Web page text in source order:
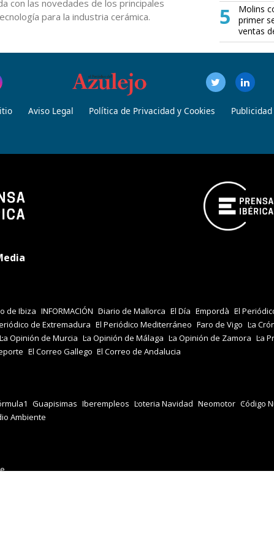
con las novedades de los principales
para la industria cerámica.
5
Molins
primer
ventas
Aviso Legal Política de Privacidad y Cookies Publicidad
de Ibiza INFORMACIÓN Diario de Mallorca El Día Empordà El
de Extremadura El Periódico Mediterráneo Faro de Vigo La
La Opinión de Murcia La Opinión de Málaga La Opinión de Zamora La
El Correo Gallego El Correo de Andalucia
Guapisimas Iberempleos Loteria Navidad Neomotor Código
Ambiente